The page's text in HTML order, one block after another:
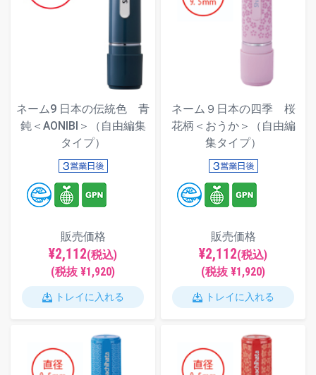
ネーム9 日本の伝統色 青
鈍＜AONIBI＞（自由編集
タイプ）
販売価格
¥2,112(税込)
(税抜 ¥1,920)
トレイに入れる
ネーム９日本の四季 桜
花柄＜おうか＞（自由編
集タイプ）
販売価格
¥2,112(税込)
(税抜 ¥1,920)
トレイに入れる